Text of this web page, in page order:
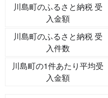
川島町のふるさと納税 受
入金額
川島町のふるさと納税 受
入件数
川島町の1件あたり平均受
入金額